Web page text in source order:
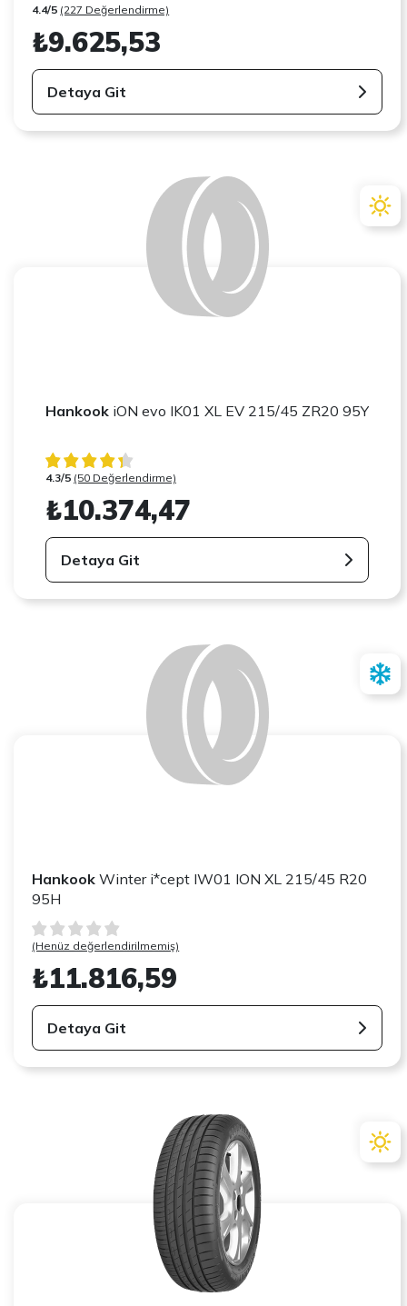
4.4/5 (227 Değerlendirme)
₺9.625,53
Detaya Git
Hankook iON evo IK01 XL EV 215/45 ZR20 95Y
4.3/5 (50 Değerlendirme)
₺10.374,47
Detaya Git
Hankook Winter i*cept IW01 ION XL 215/45 R20
95H
(Henüz değerlendirilmemiş)
₺11.816,59
Detaya Git